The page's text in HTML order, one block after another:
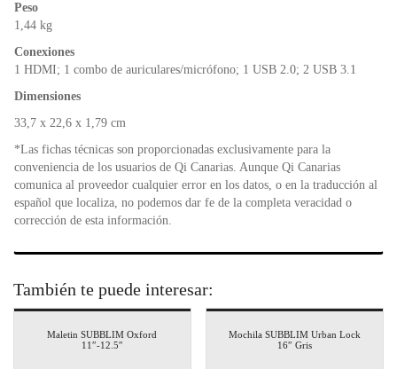
Peso
1,44 kg
Conexiones
1 HDMI; 1 combo de auriculares/micrófono; 1 USB 2.0; 2 USB 3.1
Dimensiones
33,7 x 22,6 x 1,79 cm
*Las fichas técnicas son proporcionadas exclusivamente para la
conveniencia de los usuarios de Qi Canarias. Aunque Qi Canarias
comunica al proveedor cualquier error en los datos, o en la traducción al
español que localiza, no podemos dar fe de la completa veracidad o
corrección de esta información.
También te puede interesar:
Maletin SUBBLIM Oxford
11″-12.5″
Mochila SUBBLIM Urban Lock
16″ Gris